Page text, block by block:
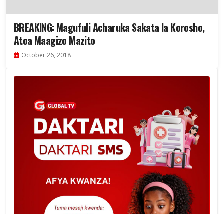
BREAKING: Magufuli Acharuka Sakata la Korosho,
Atoa Maagizo Mazito
October 26, 2018